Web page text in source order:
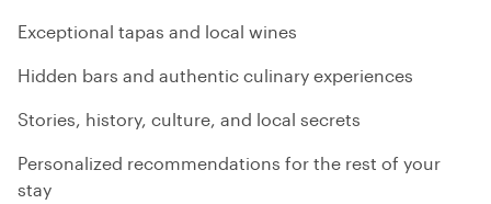
Exceptional tapas and local wines
Hidden bars and authentic culinary experiences
Stories, history, culture, and local secrets
Personalized recommendations for the rest of your
stay